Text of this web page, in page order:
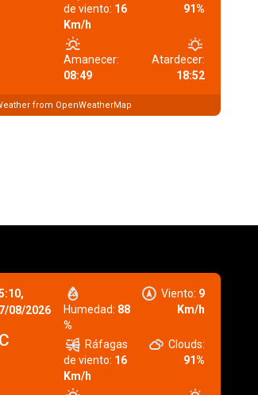
de viento: 16
Km/h
91%
Amanecer:
08:49
Atardecer:
18:52
from OpenWeatherMap
08/2026
Humedad: 88
%
Viento: 9
Km/h
Ráfagas
de viento: 16
Km/h
Clouds:
91%